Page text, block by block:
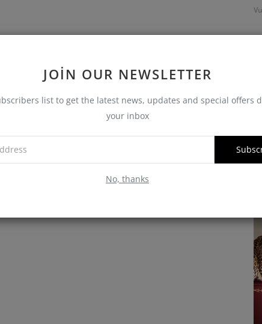
JOIN OUR NEWSLETTER
list to get the latest news, updates and special offers
your inbox
No, thanks